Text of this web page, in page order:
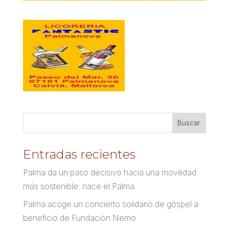
Entradas recientes
Palma da un paso decisivo hacia una movilidad
más sostenible: nace el Palma.
Palma acoge un concierto solidario de góspel a
beneficio de Fundación Nemo